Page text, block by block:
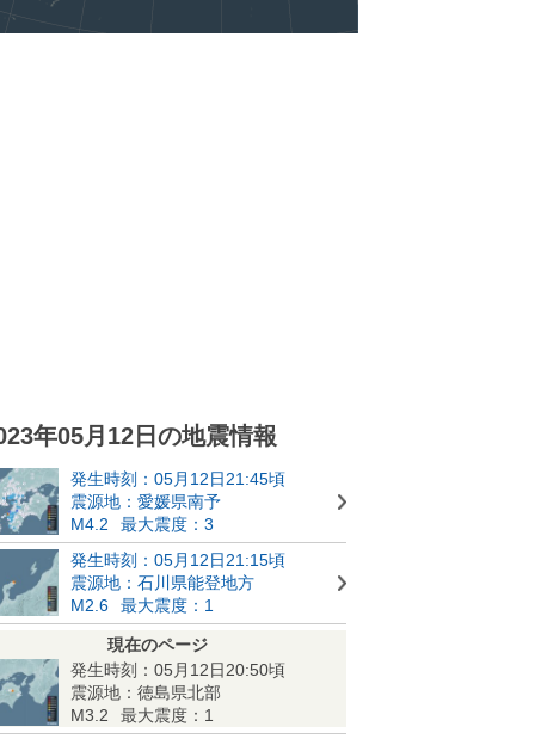
年05月12日の地震情報
発生時刻：05月12日21:45頃
震源地：愛媛県南予
M4.2
最大震度：3
発生時刻：05月12日21:15頃
震源地：石川県能登地方
M2.6
最大震度：1
現在のページ
発生時刻：05月12日20:50頃
震源地：徳島県北部
M3.2
最大震度：1